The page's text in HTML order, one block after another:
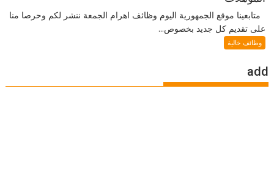
متابعينا موقع الجمهورية اليوم وظائف اهرام الجمعة ننشر لكم وحرصا منا
على تقديم كل جديد بخصوص...
وظائف خالية
add